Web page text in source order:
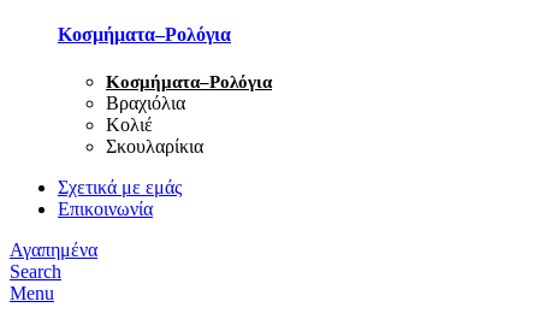
Κοσμήματα–Ρολόγια
Κοσμήματα–Ρολόγια
Βραχιόλια
Κολιέ
Σκουλαρίκια
Σχετικά με εμάς
Επικοινωνία
Αγαπημένα
Search
Menu